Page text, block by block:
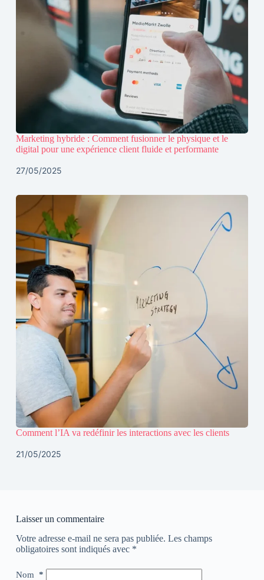
Marketing hybride : Comment fusionner le physique et le
digital pour une expérience client fluide et performante
27/05/2025
Comment l’IA va redéfinir les interactions avec les clients
21/05/2025
Laisser un commentaire
Votre adresse e-mail ne sera pas publiée. Les champs
obligatoires sont indiqués avec *
Nom *